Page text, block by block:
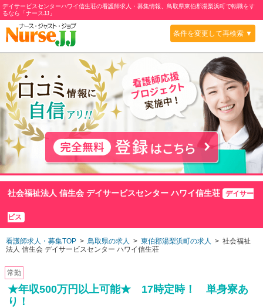
デイサービスセンターハワイ信生荘の看護師求人・募集情報、鳥取県東伯郡湯梨浜町で転職をす
るなら「ナースJJ」
条件を変更して再検索 ▼
社会福祉法人 信生会 デイサービスセンター ハワイ信生荘 デイサー
ビス
看護師求人・募集TOP > 鳥取県の求人 > 東伯郡湯梨浜町の求人 > 社会福祉
法人 信生会 デイサービスセンター ハワイ信生荘
常勤
★年収500万円以上可能★ 17時定時！ 単身寮あ
り！